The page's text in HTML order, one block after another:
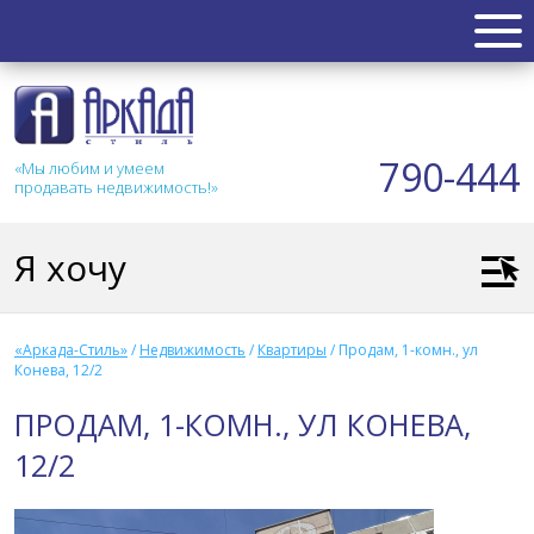
«Мы любим и умеем
продавать недвижимость!»
790-444
НЕДВИЖИМОСТЬ
Таунхаус
Коммерческая
АКЦИИ
СТАТЬИ
Я хочу
«Аркада-Стиль»/ Недвижимость / Квартиры / Продам, 1-комн., ул
Конева, 12/2
ПРОДАМ, 1-КОМН., УЛ КОНЕВА,
12/2